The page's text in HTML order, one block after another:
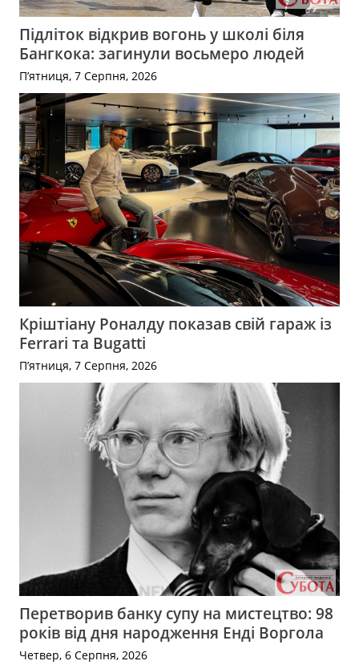
Підліток відкрив вогонь у школі біля
Бангкока: загинули восьмеро людей
П’ятниця, 7 Серпня, 2026
Кріштіану Роналду показав свій гараж із
Ferrari та Bugatti
П’ятниця, 7 Серпня, 2026
Перетворив банку супу на мистецтво: 98
років від дня народження Енді Воргола
Четвер, 6 Серпня, 2026